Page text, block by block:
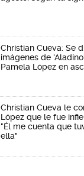
Christian Cueva: Se
imágenes de
Pamela López en
Christian Cueva le
López que le fue
"Él me cuenta que
ella"